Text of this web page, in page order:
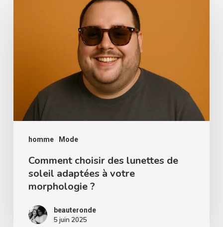
homme Mode
adaptées
votre
morphologie
Comment choisir des lunettes de
soleil adaptées à votre
morphologie ?
beauteronde
5 juin 2025